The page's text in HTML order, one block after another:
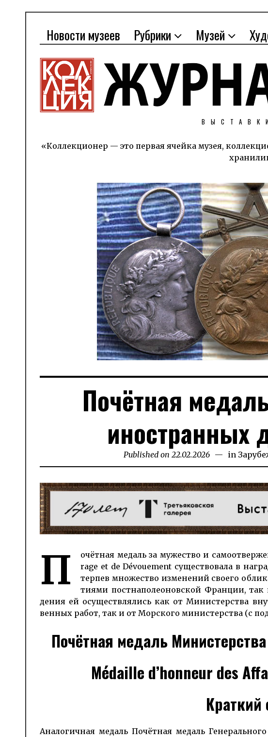
Новости музеев Рубрики Музей
«Коллекционер — это первая ячейка музея,
Почётная
иностранных
Published on 22.02.2026 24.02.2026
in
П
очёт­ная ме­даль за му­же­ст­во и
rage et de Dé­voue­ment су­ще­ст­во­ва­ла в
терпев мно­жество из­ме­нений свое­го
тия­ми пост­на­по­лео­нов­ской Фран­ции,
дения ей осу­ще­ст­вля­лись как от Мини­стер­ства
венных ра­бот, так и от Мор­ского мини­стер­ства (с
Почётная медаль
Médaille d’honneur des
Краткий
Аналогичная медаль Почётная медаль